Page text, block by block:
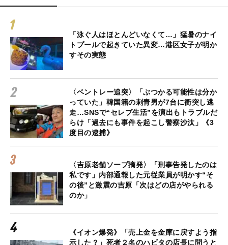
「泳ぐ人はほとんどいなくて…」猛暑のナイ
トプールで起きていた異変…港区女子が明か
すその実態
〈ベントレー追突〉「ぶつかる可能性は分か
っていた」韓国籍の刺青男が7台に衝突し逃
走…SNSで“セレブ生活”を演出もトラブルだ
らけ「過去にも事件を起こし警察沙汰」《3
度目の逮捕》
〈吉原老舗ソープ摘発〉「刑事告発したのは
私です」内部通報した元従業員が明かす“そ
の後”と激震の吉原「次はどの店がやられる
のか」
《イオン爆発》「売上金を金庫に戻すよう指
示した？」死者２名のハビタの店長に問うと